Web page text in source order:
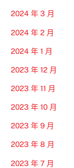
2024 年 3 月
2024 年 2 月
2024 年 1 月
2023 年 12 月
2023 年 11 月
2023 年 10 月
2023 年 9 月
2023 年 8 月
2023 年 7 月